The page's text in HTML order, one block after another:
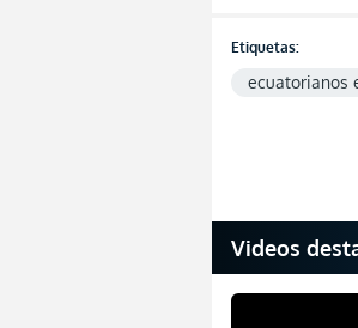
Etiquetas:
ecuatorianos
Videos